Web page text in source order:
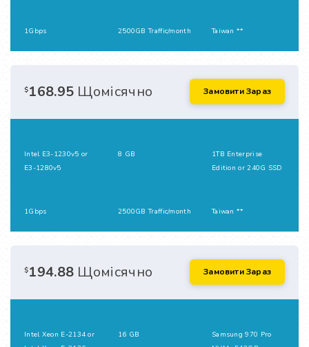
1Gbps 2500GB Traffic/month Taiwan **
$168.95 Щомісячно Замовити Зараз
Intel E3-1230v5 or
E3-1280v5
8 GB
1TB Enterprise
Edition or 240G SSD
1Gbps 2500GB Traffic/month Taiwan **
$194.88 Щомісячно Замовити Зараз
Intel Xeon E-2134 or
16 GB
Samsung 970 Pro